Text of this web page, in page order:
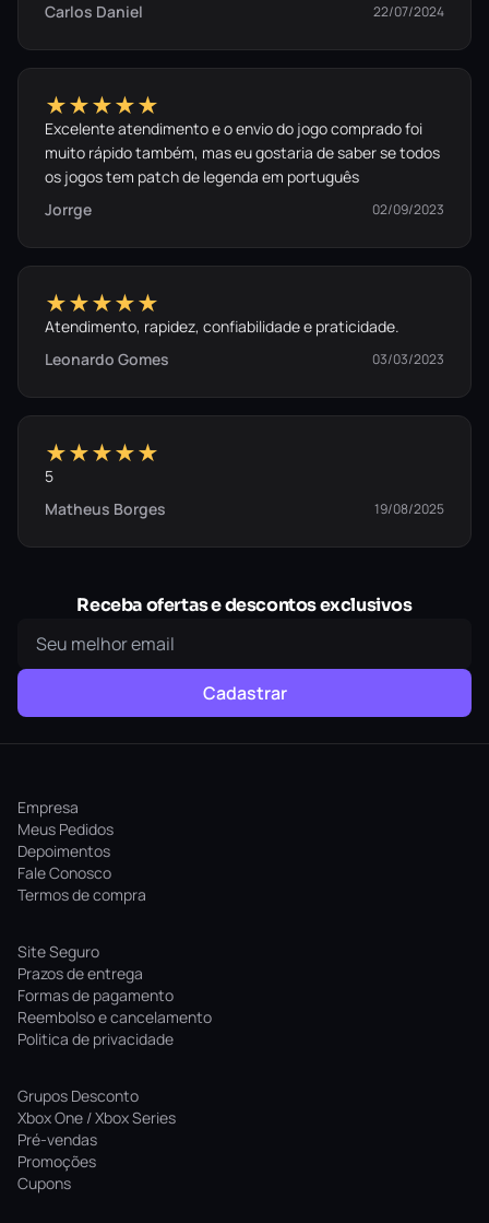
Carlos Daniel
22/07/2024
★★★★★
Excelente atendimento e o envio do jogo comprado foi
muito rápido também, mas eu gostaria de saber se todos
os jogos tem patch de legenda em português
Jorrge
02/09/2023
★★★★★
Atendimento, rapidez, confiabilidade e praticidade.
Leonardo Gomes
03/03/2023
★★★★★
5
Matheus Borges
19/08/2025
Receba ofertas e descontos exclusivos
Cadastrar
Empresa
Meus Pedidos
Depoimentos
Fale Conosco
Termos de compra
Site Seguro
Prazos de entrega
Formas de pagamento
Reembolso e cancelamento
Politica de privacidade
Grupos Desconto
Xbox One / Xbox Series
Pré-vendas
Promoções
Cupons